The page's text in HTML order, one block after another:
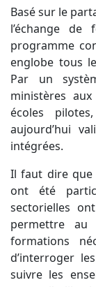
Basé sur le
l’échange
programme
englobe tous
Par un
ministères
écoles
aujourd’hui
intégrées.
Il faut dire que
ont été
sectorielles
permettre au
formations
d’interroger
suivre les